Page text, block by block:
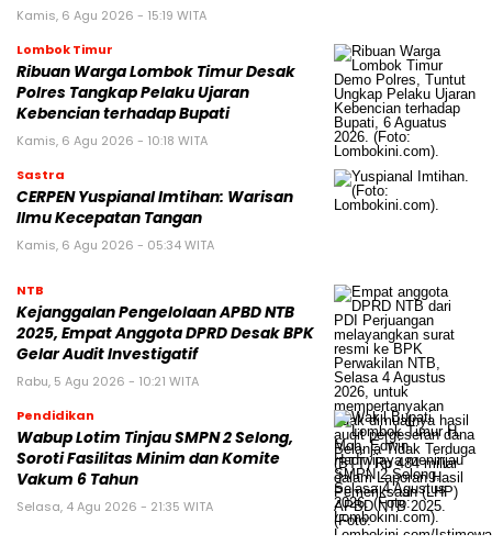
Kamis, 6 Agu 2026 - 15:19 WITA
Lombok Timur
Ribuan Warga Lombok Timur Desak
Polres Tangkap Pelaku Ujaran
Kebencian terhadap Bupati
Kamis, 6 Agu 2026 - 10:18 WITA
Sastra
CERPEN Yuspianal Imtihan: Warisan
Ilmu Kecepatan Tangan
Kamis, 6 Agu 2026 - 05:34 WITA
NTB
Kejanggalan Pengelolaan APBD NTB
2025, Empat Anggota DPRD Desak BPK
Gelar Audit Investigatif
Rabu, 5 Agu 2026 - 10:21 WITA
Pendidikan
Wabup Lotim Tinjau SMPN 2 Selong,
Soroti Fasilitas Minim dan Komite
Vakum 6 Tahun
Selasa, 4 Agu 2026 - 21:35 WITA